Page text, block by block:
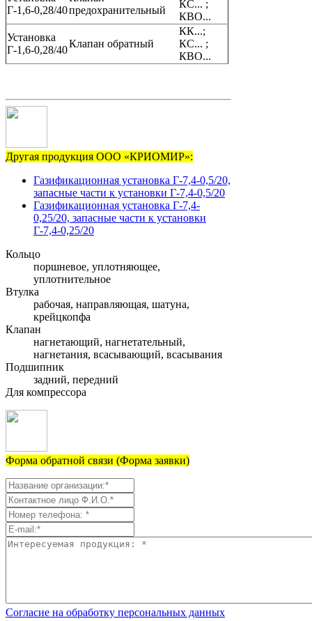
Г-1,6-0,28/40предохранительный
КС... ;
КВО...
Установка
Г-1,6-0,28/40
Клапан обратный
КК...;
КС... ;
КВО...
Другая продукция ООО «КРИОМИР»:
Газификационная установка Г-7,4-0,5/20,
запасные части к установки Г-7,4-0,5/20
Газификационная установка Г-7,4-
0,25/20, запасные части к установки
Г-7,4-0,25/20
Кольцо
поршневое, уплотняющее,
уплотнительное
Втулка
рабочая, направляющая, шатуна,
крейцкопфа
Клапан
нагнетающий, нагнетательный,
нагнетания, всасывающий, всасывания
Подшипник
задний, передний
Для компрессора
Форма обратной связи (Форма заявки)
Согласие на обработку персональных данных